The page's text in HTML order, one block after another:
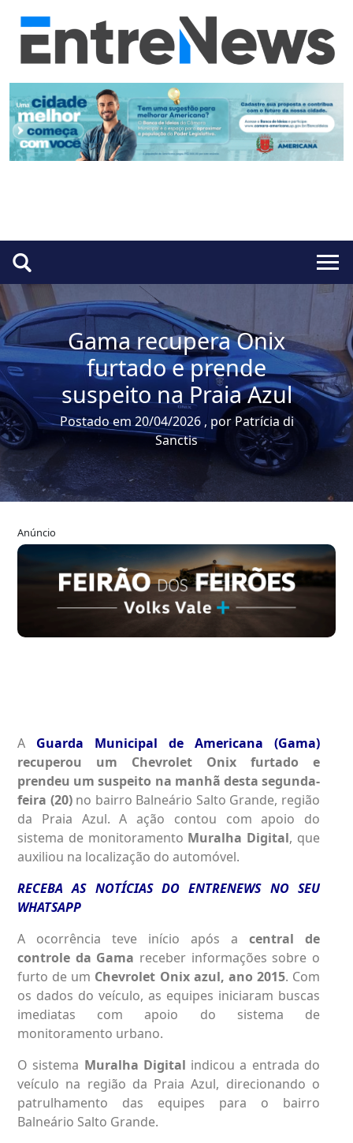
Gama recupera Onix
furtado e prende
suspeito na Praia Azul
Postado em 20/04/2026 , por Patrícia di
Sanctis
Anúncio
A Guarda Municipal de Americana (Gama)
recuperou um Chevrolet Onix furtado e
prendeu um suspeito na manhã desta segunda-
feira (20)no bairro Balneário Salto Grande, região
da Praia Azul. A ação contou com apoio do
sistema de monitoramento Muralha Digital, que
auxiliou na localização do automóvel.
RECEBA AS NOTÍCIAS DO ENTRENEWS NO SEU
WHATSAPP
A ocorrência teve início após a central de
controle da Gama receber informações sobre o
furto de um Chevrolet Onix azul, ano 2015. Com
os dados do veículo, as equipes iniciaram buscas
imediatas com apoio do sistema de
monitoramento urbano.
O sistema Muralha Digital indicou a entrada do
veículo na região da Praia Azul, direcionando o
patrulhamento das equipes para o bairro
Balneário Salto Grande.